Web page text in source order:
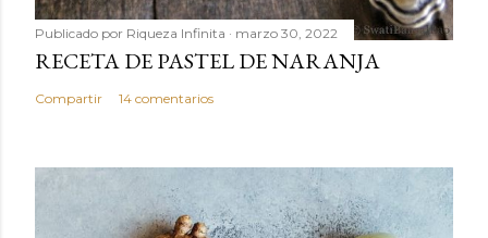
Publicado por Riqueza Infinita marzo 30, 2022
RECETA DE PASTEL DE NARANJA
Compartir 14 comentarios